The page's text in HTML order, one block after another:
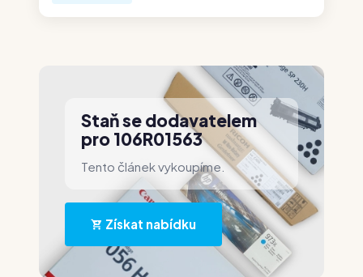
Staň se dodavatelem
pro 106R01563
Tento článek vykoupíme.
Získat nabídku